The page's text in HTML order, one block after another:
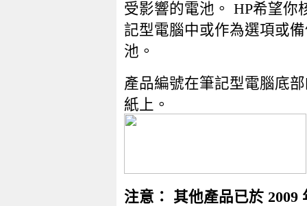
受影響的電池。 HP希望你
記型電腦中或作為選項或
池。
產品編號在筆記型電腦底
紙上。
注意： 其他產品已於 2009